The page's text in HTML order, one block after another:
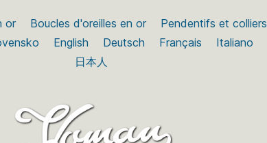
or Boucles d'oreilles en or Pendentifs et colliers
English Deutsch Français Italiano
日本人